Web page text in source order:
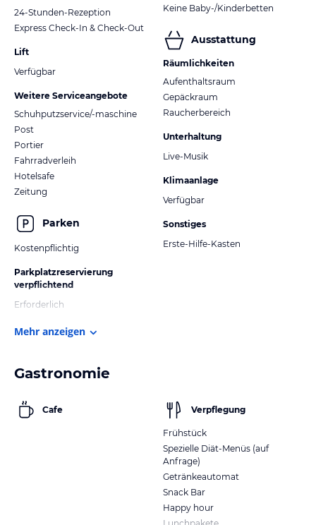
24-Stunden-Rezeption
Express Check-In & Check-Out
Lift
Verfügbar
Weitere Serviceangebote
Schuhputzservice/-maschine
Post
Portier
Fahrradverleih
Hotelsafe
Zeitung
Parken
Kostenpflichtig
Parkplatzreservierung
verpflichtend
Erforderlich
Keine Baby-/Kinderbetten
Ausstattung
Räumlichkeiten
Aufenthaltsraum
Gepäckraum
Raucherbereich
Unterhaltung
Live-Musik
Klimaanlage
Verfügbar
Sonstiges
Erste-Hilfe-Kasten
Mehr anzeigen
Gastronomie
Cafe Verpflegung
Frühstück
Spezielle Diät-Menüs (auf
Anfrage)
Getränkeautomat
Snack Bar
Happy hour